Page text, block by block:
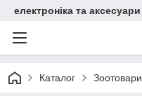
електроніка та аксесуари
Каталог Зоотовари